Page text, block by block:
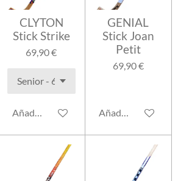
CLYTON
Stick Strike
69,90 €
Añadir al carrito
GENIAL
Stick Joan
Petit
69,90 €
Añadir al carrito